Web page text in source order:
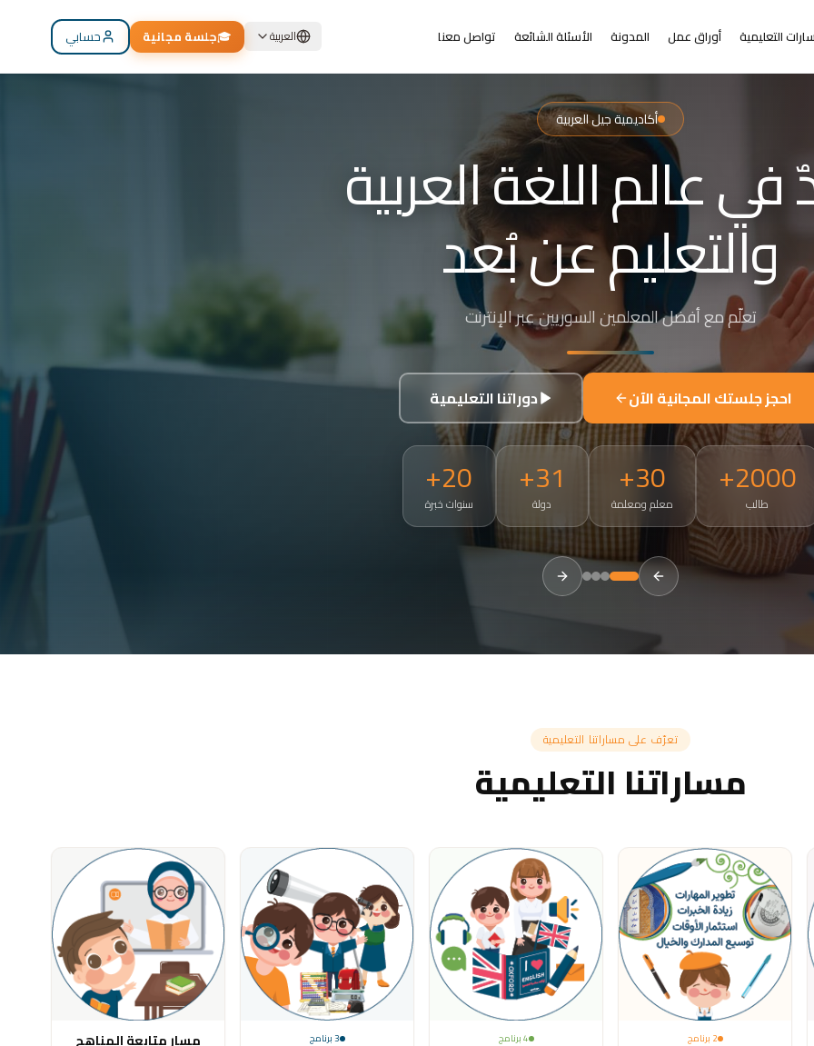
التعليمية أوراق عمل المدونة الأسئلة الشائعة تواصل معنا العربية 🎓جلسة مجانية حسابي
30+ specialist Syrian teachers. 2000+ students from 31 countries. Small groups of 3-5, 50-minute live sessions, ages 4 and
Morocco, Algeria, Turkey, Germany, United Kingdom, United States, Canada, Australia, France, Sweden, Netherlands,
أكاديمية جيل العربية
التعلم عن بُعد
من البعد عن التعليم
+٢٠٠٠ طالب من ٣١+ دولة حول العالم
احجز جلستك المجانية الآن دوراتنا التعليمية
2000+
طالب
30+
معلم ومعلمة
31+
دولة
20+
سنوات خبرة
تعرّف على مساراتنا التعليمية
مساراتنا التعليمية
2 برنامج 4برنامج 3برنامج مسار متابعة المناهج